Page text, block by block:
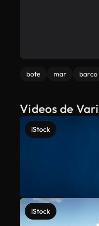
bote mar barco
Videos de
iStock
iStock